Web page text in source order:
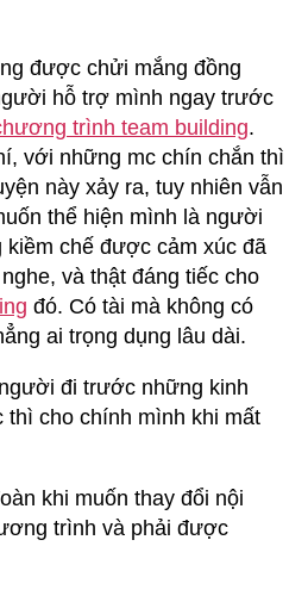
được chửi mắng đồng
hỗ trợ mình ngay trước
trình team building.
với những mc chín chắn thì
này xảy ra, tuy nhiên vẫn
thể hiện mình là người
kiềm chế được cảm xúc đã
và thật đáng tiếc cho
đó. Có tài mà không có
ai trọng dụng lâu dài.
đi trước những kinh
thì cho chính mình khi mất
khi muốn thay đổi nội
trình và phải được